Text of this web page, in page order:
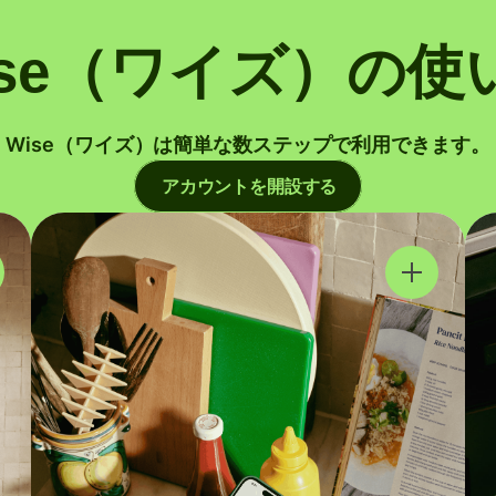
（ワイズ）の使
Wise（ワイズ）は簡単な数ステップで利用できます。
アカウントを開設する